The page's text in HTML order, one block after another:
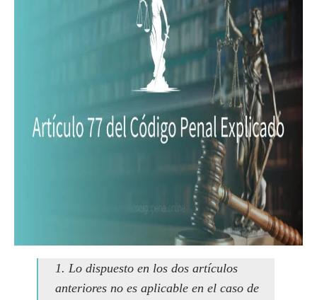
1. Lo dispuesto en los dos artículos
anteriores no es aplicable en el caso de